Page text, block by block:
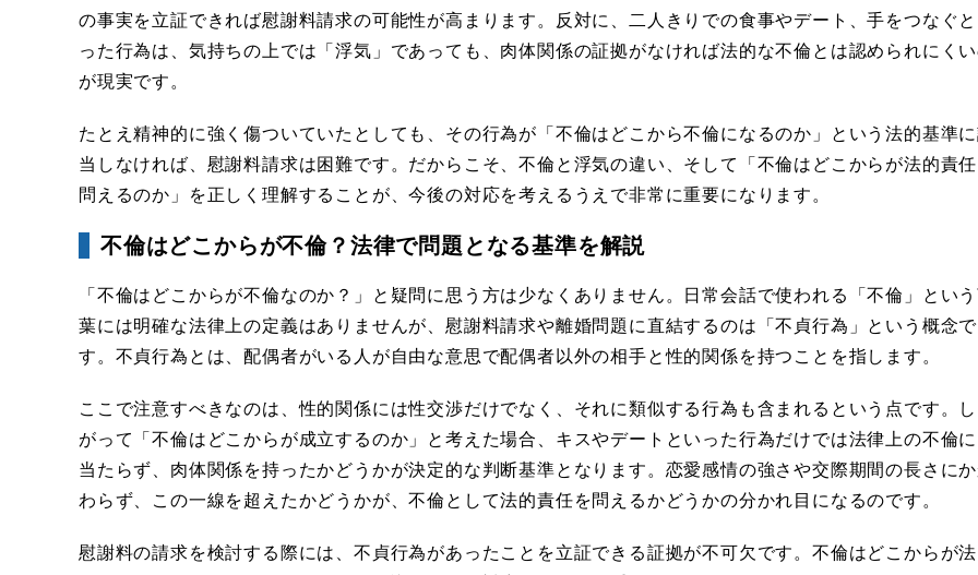
の事実を立証できれば慰謝料請求の可能性が高まります。反対に、二人きりでの食事やデート、手をつなぐ
った行為は、気持ちの上では「浮気」であっても、肉体関係の証拠がなければ法的な不倫とは認められにく
が現実です。
たとえ精神的に強く傷ついていたとしても、その行為が「不倫はどこから不倫になるのか」という法的基準
当しなければ、慰謝料請求は困難です。だからこそ、不倫と浮気の違い、そして「不倫はどこからが法的責
問えるのか」を正しく理解することが、今後の対応を考えるうえで非常に重要になります。
不倫はどこからが不倫？法律で問題となる基準を解説
「不倫はどこからが不倫なのか？」と疑問に思う方は少なくありません。日常会話で使われる「不倫」とい
葉には明確な法律上の定義はありませんが、慰謝料請求や離婚問題に直結するのは「不貞行為」という概念で
す。不貞行為とは、配偶者がいる人が自由な意思で配偶者以外の相手と性的関係を持つことを指します。
ここで注意すべきなのは、性的関係には性交渉だけでなく、それに類似する行為も含まれるという点です。
がって「不倫はどこからが成立するのか」と考えた場合、キスやデートといった行為だけでは法律上の不倫
当たらず、肉体関係を持ったかどうかが決定的な判断基準となります。恋愛感情の強さや交際期間の長さに
わらず、この一線を超えたかどうかが、不倫として法的責任を問えるかどうかの分かれ目になるのです。
慰謝料の請求を検討する際には、不貞行為があったことを立証できる証拠が不可欠です。不倫はどこからが